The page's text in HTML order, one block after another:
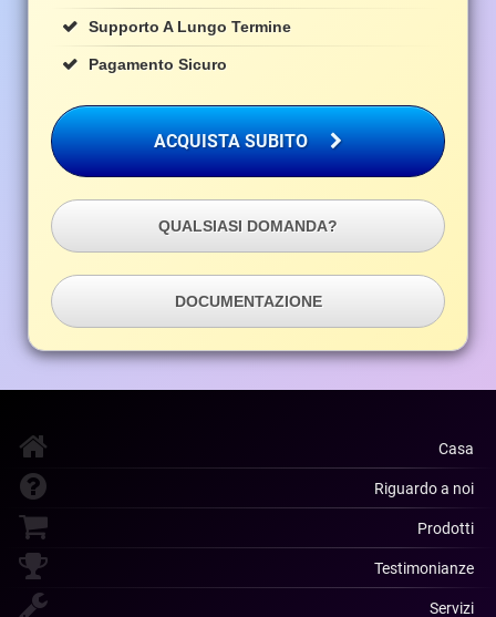
Supporto A Lungo Termine
Pagamento Sicuro
ACQUISTA SUBITO
QUALSIASI DOMANDA?
DOCUMENTAZIONE
Casa
Riguardo a noi
Prodotti
Testimonianze
Servizi